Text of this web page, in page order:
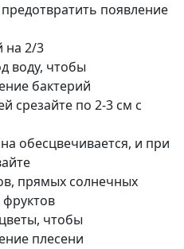
появление
на 2/3
воду, чтобы
бактерий
срезайте по 2-3 см с
обесцвечивается, и при
прямых солнечных
чтобы
плесени